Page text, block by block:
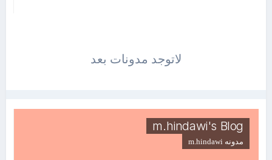
لاتوجد مدونات بعد
m.hindawi's Blog
مدونه m.hindawi